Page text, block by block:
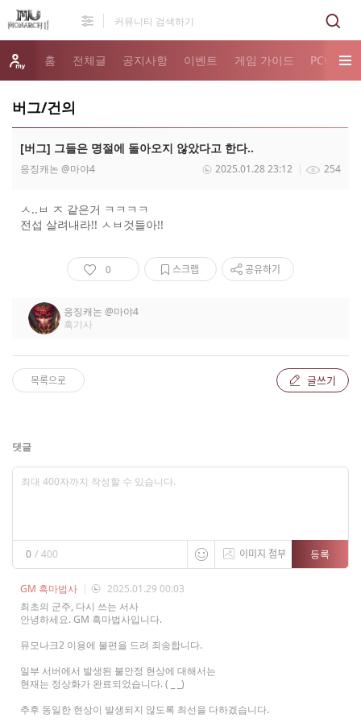
홈 전체글 공지사항 이벤트 게임 가이드 PC버전
버그/건의
[버그] 그들은 명절에 돌아오지 않았다고 한다..
응징캐논@마야4 254
2025.01.28 23:12
ㅅ..ㅂ ㅈ 같은거 ㅋㅋㅋㅋ
전섭 살려내라!! ㅅㅂ것들아!!
0 스크랩 공유하기
응징캐논@마야4
흑기사
목록으로 글쓰기
댓글
0 / 400 이미지 첨부 등록
GM 흑마법사
2025.01.29 00:03
최초의 군주, 다시 쓰는 서사
안녕하세요. GM 흑마법사입니다.
뮤모나크2 이용에 불편을 드려 죄송합니다.
일부 서버에서 발생된 불안정 현상에 대해서는
현재는 정상화가 완료되었습니다. ( _ _)
추후 동일한 현상이 발생되지 않도록 최선을 다하겠습니다.